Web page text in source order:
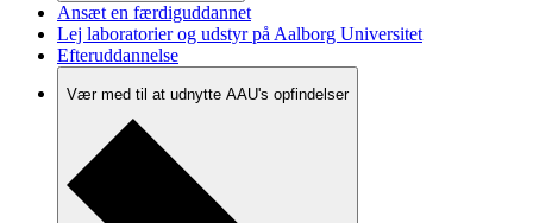
Ansæt en færdiguddannet
Lej laboratorier og udstyr på Aalborg Universitet
Efteruddannelse
Vær med til at udnytte AAU's opfindelser